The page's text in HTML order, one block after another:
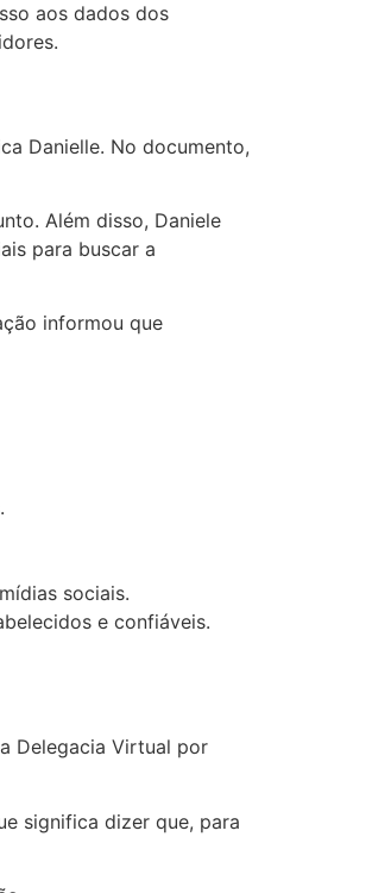
aos dados dos
Danielle. No documento,
Além disso, Daniele
para buscar a
informou que
sociais.
e confiáveis.
Delegacia Virtual por
significa dizer que, para